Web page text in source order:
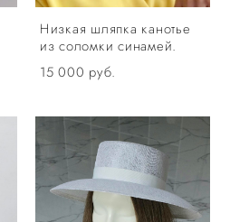
Низкая шляпка канотье
из соломки синамей.
15 000 pуб.